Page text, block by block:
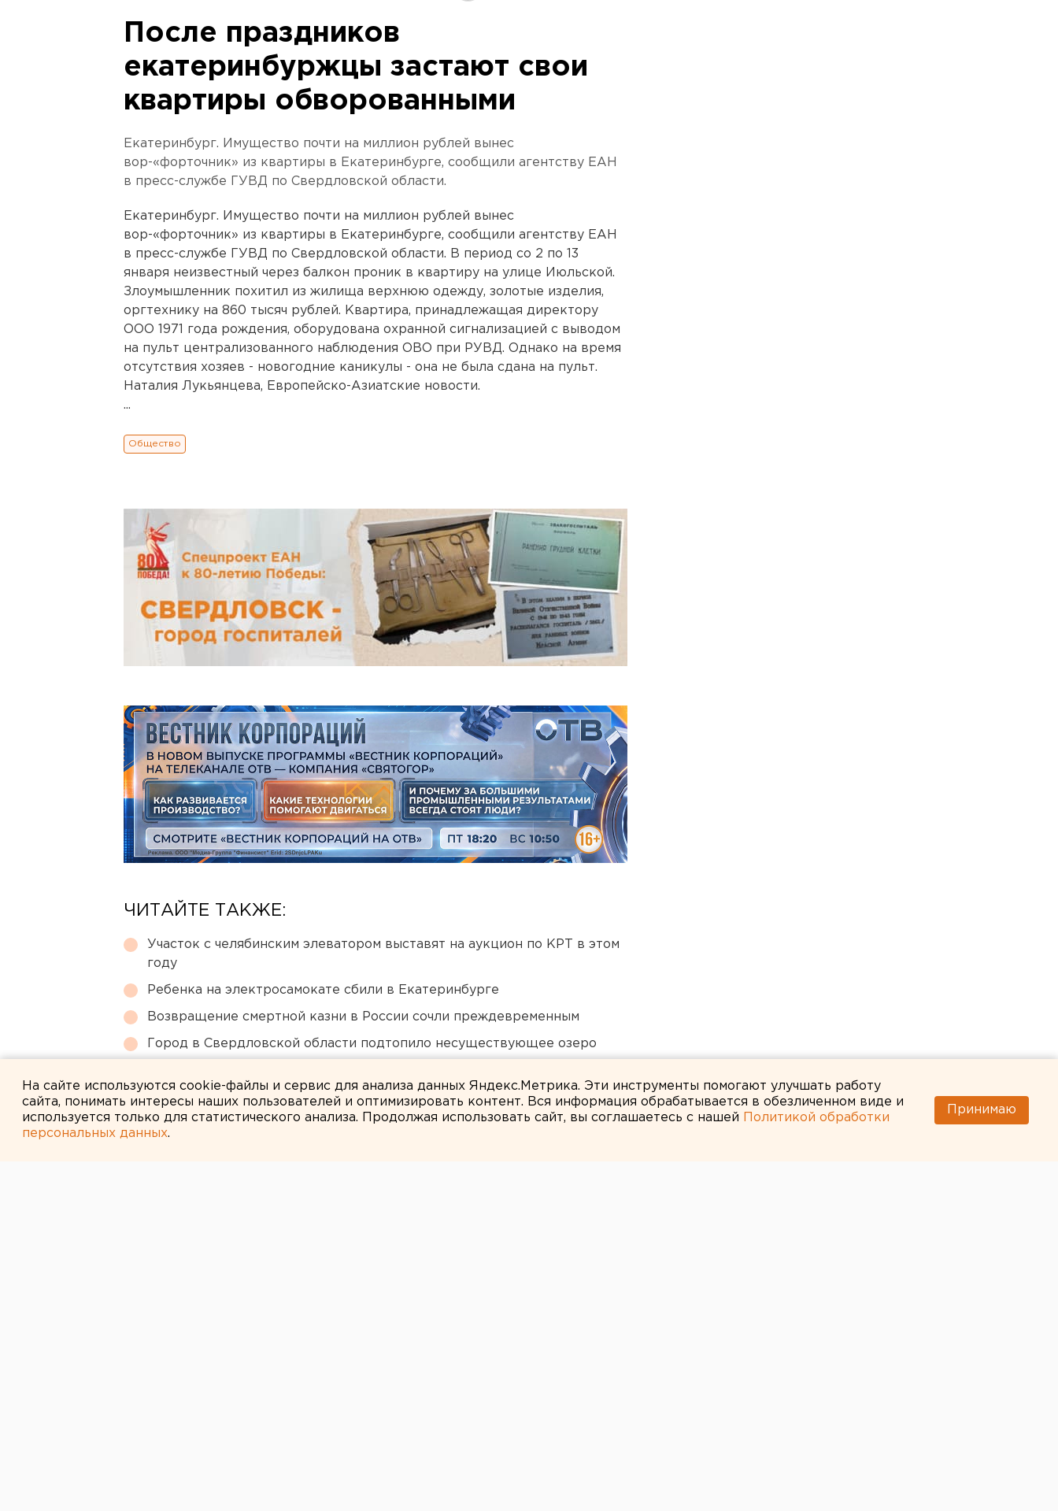
После праздников
екатеринбуржцы застают свои
квартиры обворованными
Екатеринбург. Имущество почти на миллион рублей вынес
вор-«форточник» из квартиры в Екатеринбурге, сообщили агентству ЕАН
в пресс-службе ГУВД по Свердловской области.
Екатеринбург. Имущество почти на миллион рублей вынес
вор-«форточник» из квартиры в Екатеринбурге, сообщили агентству ЕАН
в пресс-службе ГУВД по Свердловской области. В период со 2 по 13
января неизвестный через балкон проник в квартиру на улице Июльской.
Злоумышленник похитил из жилища верхнюю одежду, золотые изделия,
оргтехнику на 860 тысяч рублей. Квартира, принадлежащая директору
ООО 1971 года рождения, оборудована охранной сигнализацией с выводом
на пульт централизованного наблюдения ОВО при РУВД. Однако на время
отсутствия хозяев - новогодние каникулы - она не была сдана на пульт.
Наталия Лукьянцева, Европейско-Азиатские новости.
...
Общество
ЧИТАЙТЕ ТАКЖЕ:
Участок с челябинским элеватором выставят на аукцион по КРТ в этом
году
Ребенка на электросамокате сбили в Екатеринбурге
Возвращение смертной казни в России сочли преждевременным
Город в Свердловской области подтопило несуществующее озеро
На сайте используются cookie-файлы и сервис для анализа данных Яндекс.Метрика. Эти инструменты помогают улучшать работу
сайта, понимать интересы наших пользователей и оптимизировать контент. Вся информация обрабатывается в обезличенном виде и
используется только для статистического анализа. Продолжая использовать сайт, вы соглашаетесь с нашей
Политикой обработки
персональных данных.
Принимаю